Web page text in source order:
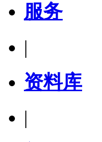
服务
|
资料库
|